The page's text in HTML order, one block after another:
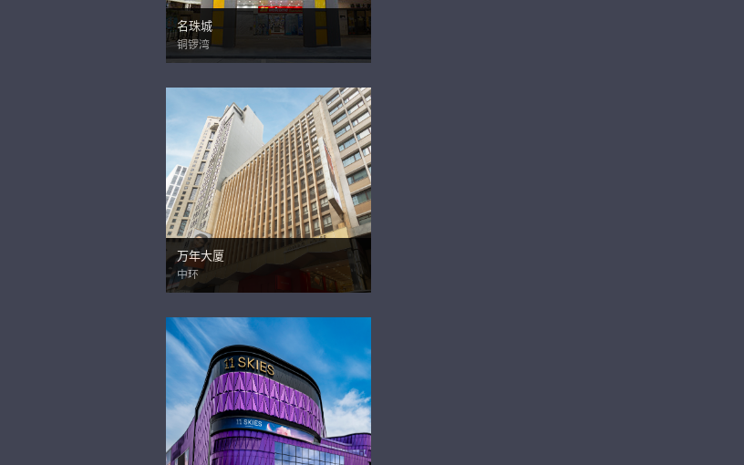
名珠城
铜锣湾
万年大厦
中环